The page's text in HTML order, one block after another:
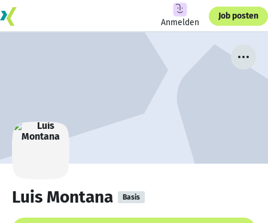
Anmelden
Job posten
Luis Montana Basis